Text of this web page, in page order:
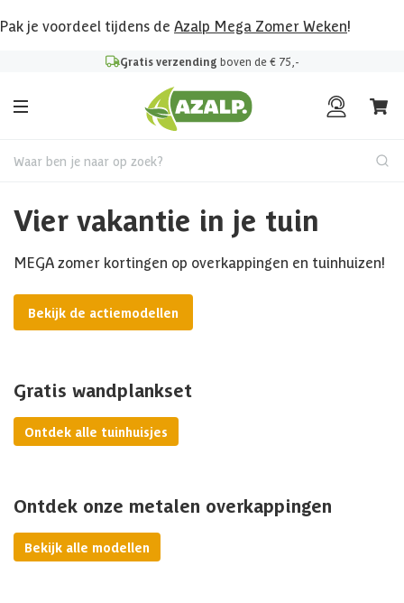
Pak je voordeel tijdens de Azalp Mega Zomer Weken!
Gratis verzending boven de € 75,-
Waar ben je naar op zoek?
Vier vakantie in je tuin
MEGA zomer kortingen op overkappingen en tuinhuizen!
Bekijk de actiemodellen
Gratis wandplankset
Ontdek alle tuinhuisjes
Ontdek onze metalen overkappingen
Bekijk alle modellen